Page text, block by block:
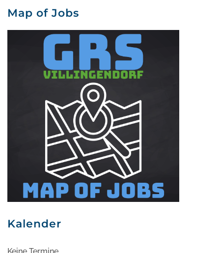
Map of Jobs
Kalender
Keine Termine